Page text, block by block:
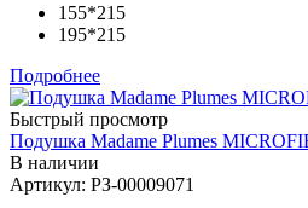
155*215
195*215
Подробнее
Быстрый просмотр
Подушка Madame Plumes
В наличии
Артикул: РЗ-00009071